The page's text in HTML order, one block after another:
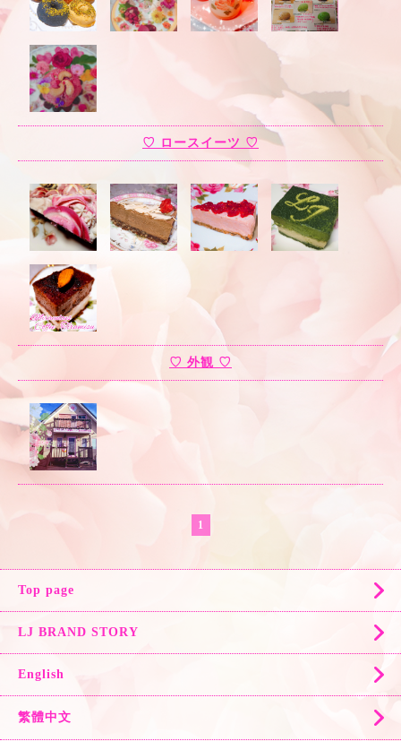
♡ ロースイーツ ♡
♡ 外観 ♡
1
Top page
LJ BRAND STORY
English
繁體中文